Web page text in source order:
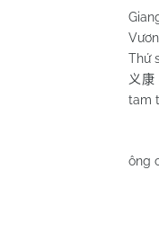
Thứ
义康
tam
ông